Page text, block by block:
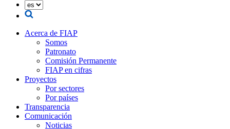
Acerca de FIAP
Somos
Patronato
Comisión Permanente
FIAP en cifras
Proyectos
Por sectores
Por países
Transparencia
Comunicación
Noticias